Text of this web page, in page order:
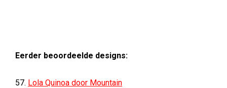
Eerder beoordeelde designs:
57. Lola Quinoa door Mountain